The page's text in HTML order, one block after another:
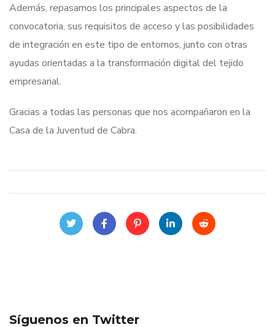
Además, repasamos los principales aspectos de la
convocatoria, sus requisitos de acceso y las posibilidades
de integración en este tipo de entornos, junto con otras
ayudas orientadas a la transformación digital del tejido
empresarial.
Gracias a todas las personas que nos acompañaron en la
Casa de la Juventud de Cabra.
Síguenos en Twitter